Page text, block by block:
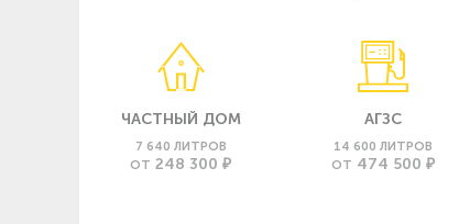
ЧАСТНЫЙ ДОМ
7 640 ЛИТРОВ
ОТ 248 300 ₽
АГЗС
14 600 ЛИТРОВ
ОТ 474 500 ₽